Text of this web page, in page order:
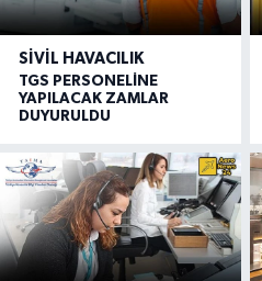
SIVIL HAVACILIK
TGS PERSONELİNE
YAPILACAK ZAMLAR
DUYURULDU